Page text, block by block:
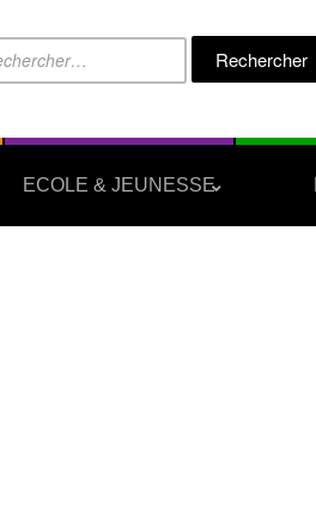
Rechercher :
ECOLE & JEUNESSE